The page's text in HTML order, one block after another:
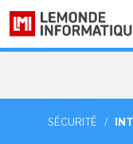
SÉCURITÉ /